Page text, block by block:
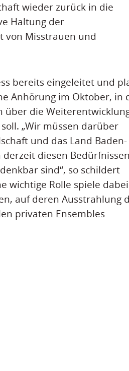
wieder zurück in die
Haltung der
von Misstrauen und
bereits eingeleitet und
Anhörung im Oktober, in
über die
„Wir müssen darüber
und das Land Baden-
diesen Bedürfnissen
sind“, so schildert
wichtige Rolle spiele dabei
auf deren Ausstrahlung
privaten Ensembles